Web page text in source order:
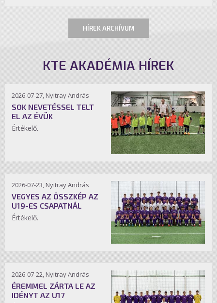
HÍREK ARCHÍVUM
KTE AKADÉMIA HÍREK
2026-07-27, Nyitray András
SOK NEVETÉSSEL TELT
EL AZ ÉVÜK
Értékelő.
2026-07-23, Nyitray András
VEGYES AZ ÖSSZKÉP AZ
U19-ES CSAPATNÁL
Értékelő.
2026-07-22, Nyitray András
ÉREMMEL ZÁRTA LE AZ
IDÉNYT AZ U17